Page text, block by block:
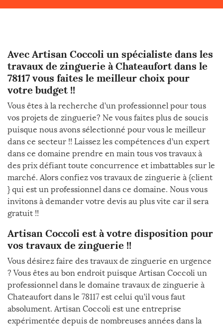
Avec Artisan Coccoli un spécialiste dans les
travaux de zinguerie à Chateaufort dans le
78117 vous faites le meilleur choix pour
votre budget !!
Vous êtes à la recherche d’un professionnel pour tous
vos projets de zinguerie? Ne vous faites plus de soucis
puisque nous avons sélectionné pour vous le meilleur
dans ce secteur !! Laissez les compétences d’un expert
dans ce domaine prendre en main tous vos travaux à
des prix défiant toute concurrence et imbattables sur le
marché. Alors confiez vos travaux de zinguerie à {client
} qui est un professionnel dans ce domaine. Nous vous
invitons à demander votre devis au plus vite car il sera
gratuit !!
Artisan Coccoli est à votre disposition pour
vos travaux de zinguerie !!
Vous désirez faire des travaux de zinguerie en urgence
? Vous êtes au bon endroit puisque Artisan Coccoli un
professionnel dans le domaine travaux de zinguerie à
Chateaufort dans le 78117 est celui qu’il vous faut
absolument. Artisan Coccoli est une entreprise
expérimentée depuis de nombreuses années dans la